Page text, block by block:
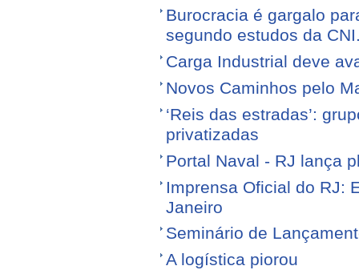
Burocracia é gargalo
segundo estudos da
Carga Industrial deve
Novos Caminhos pelo
‘Reis das estradas’:
privatizadas
Portal Naval - RJ lança
Imprensa Oficial do RJ:
Janeiro
Seminário de
A logística piorou